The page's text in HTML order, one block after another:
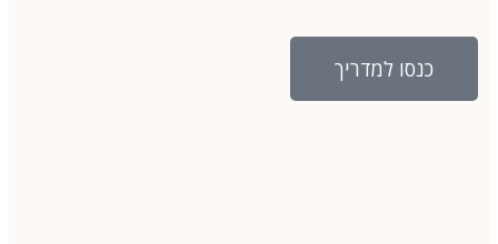
כנסו למדריך